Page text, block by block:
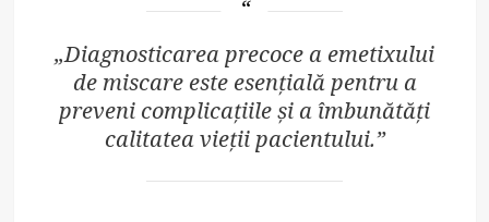
„Diagnosticarea precoce a emetixului
de miscare este esențială pentru a
preveni complicațiile și a îmbunătăți
calitatea vieții pacientului.”